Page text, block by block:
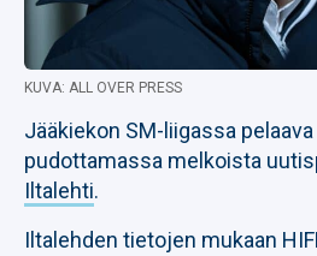
KUVA: ALL OVER PRESS
Jääkiekon SM-liigassa pelaava
pudottamassa melkoista
Iltalehti.
Iltalehden tietojen mukaan